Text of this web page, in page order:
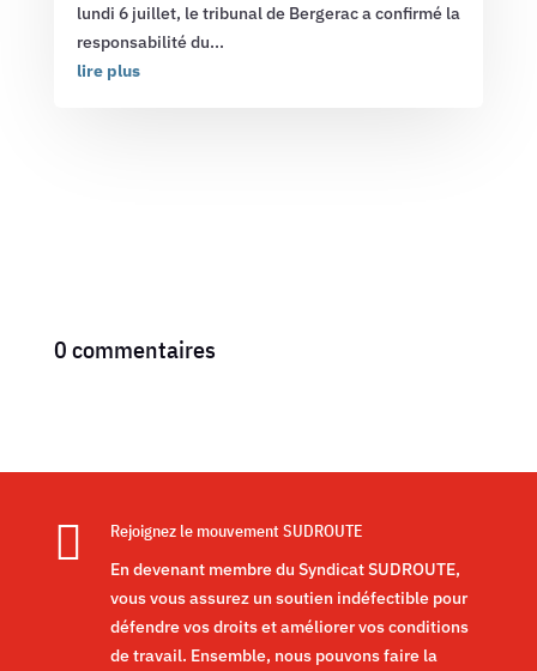
lundi 6 juillet, le tribunal de Bergerac a confirmé la
responsabilité du...
lire plus
0 commentaires

Rejoignez le mouvement SUDROUTE
En devenant membre du Syndicat SUDROUTE,
vous vous assurez un soutien indéfectible pour
défendre vos droits et améliorer vos conditions
de travail. Ensemble, nous pouvons faire la